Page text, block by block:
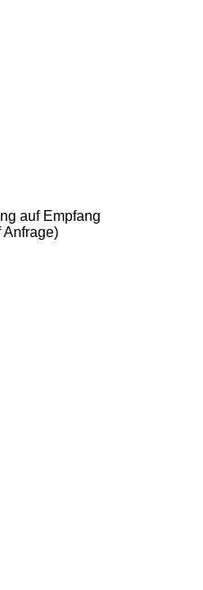
auf Empfang
Anfrage)